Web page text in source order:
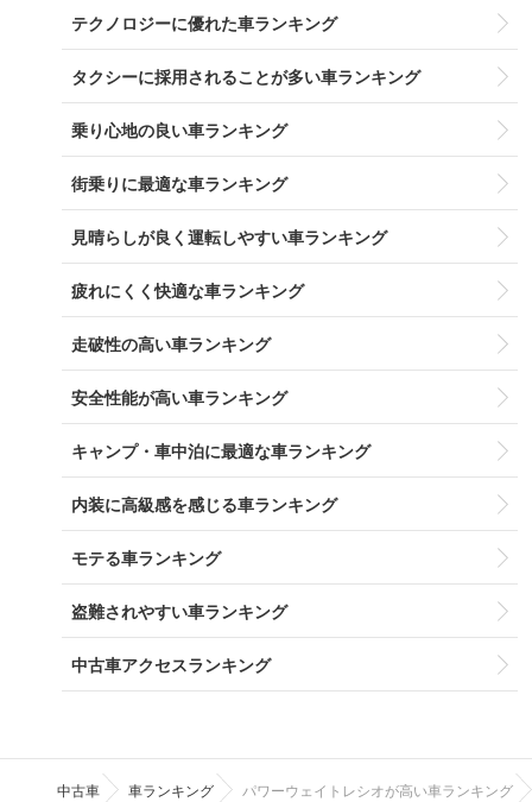
テクノロジーに優れた車ランキング
タクシーに採用されることが多い車ランキング
乗り心地の良い車ランキング
街乗りに最適な車ランキング
見晴らしが良く運転しやすい車ランキング
疲れにくく快適な車ランキング
走破性の高い車ランキング
安全性能が高い車ランキング
キャンプ・車中泊に最適な車ランキング
内装に高級感を感じる車ランキング
モテる車ランキング
盗難されやすい車ランキング
中古車アクセスランキング
中古車 車ランキング パワーウェイトレシオが高い車ランキング